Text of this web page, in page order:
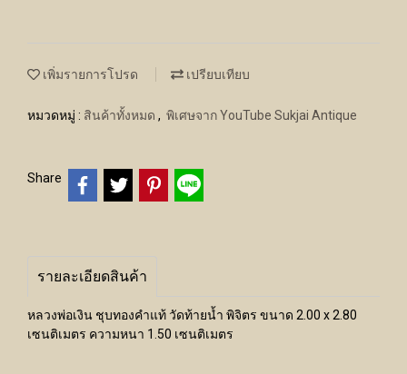
เพิ่มรายการโปรด เปรียบเทียบ
หมวดหมู่ : สินค้าทั้งหมด , พิเศษจาก YouTube Sukjai Antique
Share
รายละเอียดสินค้า
หลวงพ่อเงิน ชุบทองคำแท้ วัดท้ายน้ำ พิจิตร ขนาด 2.00 x 2.80
เซนติเมตร ความหนา 1.50 เซนติเมตร